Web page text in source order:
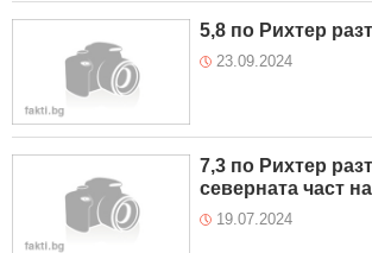
5,8 по Рихтер
23.09.2024
7,3 по Рихтер
северната част
19.07.2024